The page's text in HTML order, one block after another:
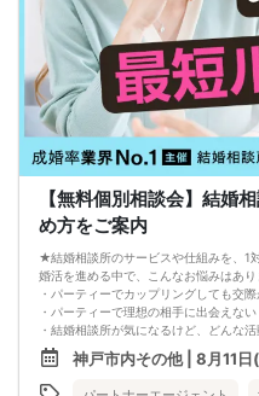
第一希望～第三希望までご記入頂けます
・カップリング
カップルになられた方は、パーティー
お二人でのお時間をお過ごしくださいま
※本イベントの最少催行人数は男女各3
※参加人数や会場の都合により、やむを
す。
その際は開始時刻の3時間前後にご連絡
当日の持ち物
・ご本人様確認書類（運転免許証・保
書）を忘れずご持参ください。
※クレジットカードなどはご本人様確認
・お飲み物
※アルコール飲料はお控えください。
婚活パーティー 街コン お見合いパー
【無料個別相談会】結婚
め方をご案内
★結婚相談所のサービスや仕組みを、1
婚活を進める中で、こんなお悩みはあり
・パーティーでカップリングしても交
・パーティーで理想の相手に出会えない
・結婚相談所が気になるけど、どんな
そんな方のために、結婚相談所のプロ
め方」や「活動の流れ」を、個別にご
本相談会では、
神戸市内その他 | 8月11